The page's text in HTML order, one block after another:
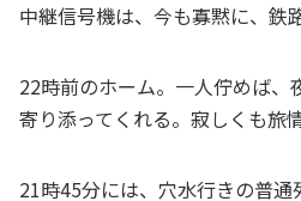
中継信号機は、今も寡黙に、鉄
22時前のホーム。一人佇めば、
寄り添ってくれる。寂しくも旅
21時45分には、穴水行きの普通